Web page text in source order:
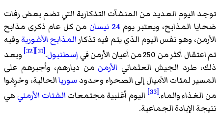
توجد اليوم العديد من المنشآت التذكارية التي تضم بعض رفات
ضحايا المذابح، ويعتبر يوم24 نيسان
من كل عام ذكرى مذابح
الأرمن، وهو نفس اليوم الذي يتم فيه تذكار المذابح الآشورية وفيه
تم اعتقال أكثر من 250 من أعيان الأرمن في
إسطنبول.
[31]
[32]
وبعد
ذلك، طرد الجيش العثماني الأرمن من ديارهم، وأجبرهم على
المسير لمئات الأميال إلى الصحراء وحدودسورياالحالية، وحُرِمُوا
من الغذاء والماء.[33] اليوم أغلبية مجتمعاتالشتات الأرمني هي
نتيجة الإبادة الجماعية.